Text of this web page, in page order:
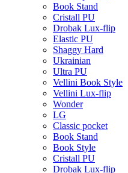
Book Stand
Cristall PU
Drobak Lux-flip
Elastic PU
Shaggy Hard
Ukrainian
Ultra PU
Vellini Book Style
Vellini Lux-flip
Wonder
LG
Classic pocket
Book Stand
Book Style
Cristall PU
Drobak Lux-flip